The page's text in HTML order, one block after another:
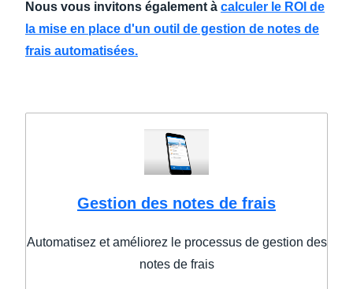
Nous vous invitons également à calculer le ROI de
la mise en place d'un outil de gestion de notes de
frais automatisées.
Gestion des notes de frais
Automatisez et améliorez le processus de gestion des
notes de frais